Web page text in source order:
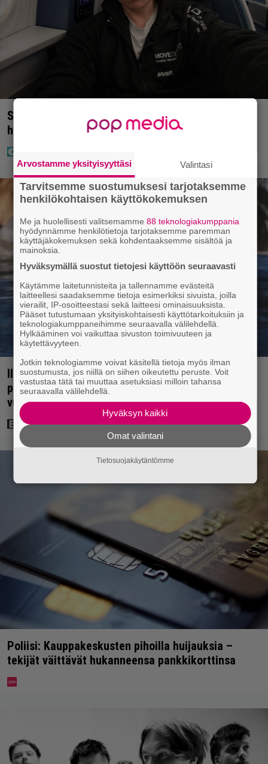
Sampo Kaulanen sai oudon tulehduksen – makaa
hoitolaitteessa nytkähdellen
Illalla tv:ssä: 007-elokuva jossa vältettiin
petipuuhia – päätähti paljasti yllättävän syyn
vuonna 2007
Poliisi: Kauppakeskusten pihoilla huijauksia –
tekijät väittävät hukanneensa pankkikorttinsa
Arvostamme yksityisyyttäsi Valintasi
Tarvitsemme suostumuksesi tarjotaksemme
henkilökohtaisen käyttökokemuksen
Me ja huolellisesti valitsemamme 88 teknologiakumppania
hyödynnämme henkilötietoja tarjotaksemme paremman
käyttäjäkokemuksen sekä kohdentaaksemme sisältöä ja
mainoksia.
Hyväksymällä suostut tietojesi käyttöön seuraavasti
Käytämme laitetunnisteita ja tallennamme evästeitä
laitteellesi saadaksemme tietoja esimerkiksi sivuista, joilla
vierailit, IP-osoitteestasi sekä laitteesi ominaisuuksista.
Pääset tutustumaan yksityiskohtaisesti käyttötarkoituksiin ja
teknologiakumppaneihimme seuraavalla välilehdellä.
Hylkääminen voi vaikuttaa sivuston toimivuuteen ja
käytettävyyteen.
Jotkin teknologiamme voivat käsitellä tietoja myös ilman
suostumusta, jos niillä on siihen oikeutettu peruste. Voit
vastustaa tätä tai muuttaa asetuksiasi milloin tahansa
seuraavalla välilehdellä.
Hyväksyn kaikki
Omat valintani
Tietosuojakäytäntömme